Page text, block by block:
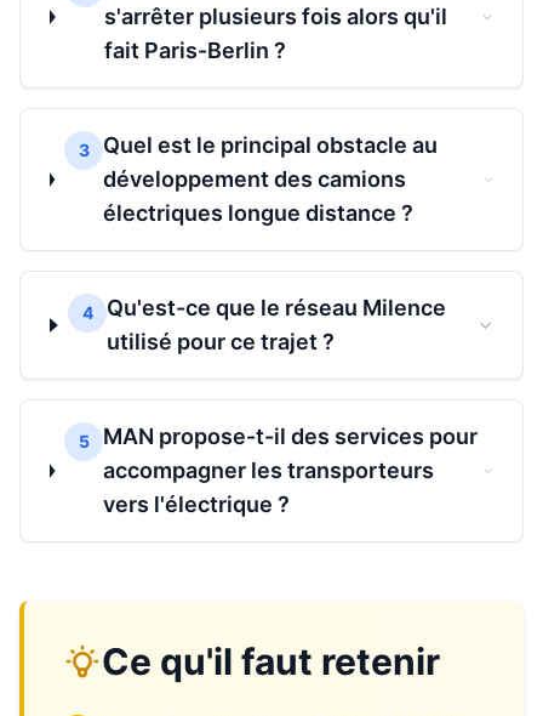
s'arrêter plusieurs fois alors qu'il
fait Paris-Berlin ?
3
Quel est le principal obstacle au
développement des camions
électriques longue distance ?
4
Qu'est-ce que le réseau Milence
utilisé pour ce trajet ?
5
MAN propose-t-il des services pour
accompagner les transporteurs
vers l'électrique ?
Ce qu'il faut retenir